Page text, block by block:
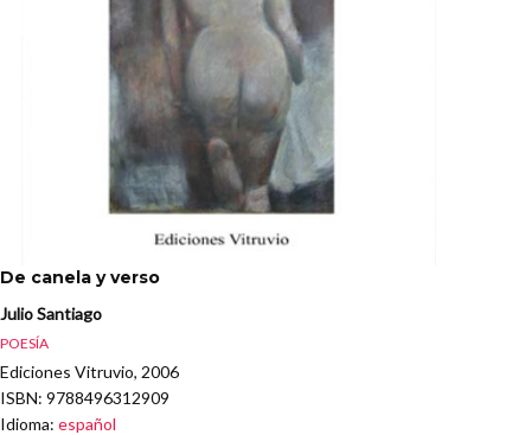
De canela y verso
Julio Santiago
POESÍA
Ediciones Vitruvio, 2006
ISBN: 9788496312909
Idioma: español